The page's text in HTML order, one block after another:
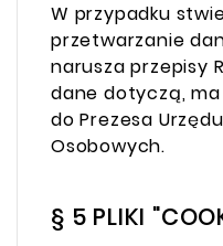
W przypadku
przetwarzanie
narusza przepisy
dane dotyczą,
do Prezesa
Osobowych.
§ 5 PLIKI